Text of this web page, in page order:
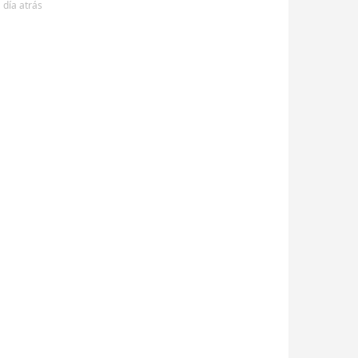
día atrás